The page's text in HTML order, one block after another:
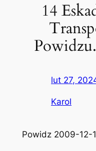
14
lut 27,
Karol
Powidz 2009-12-